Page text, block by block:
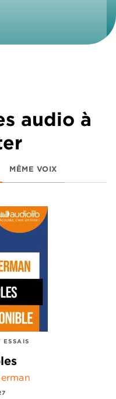
audio à
MÊME VOIX
ESSAIS